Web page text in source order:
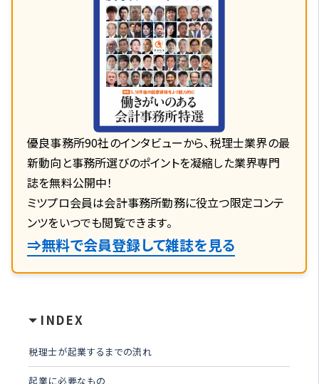
優良事務所90社のインタビューから、税理士業界の最
新動向と事務所選びのポイントを凝縮した業界専門
誌を無料公開中！
ミツプロ会員は会計事務所勤務に役立つ限定コンテ
ンツをいつでも閲覧できます。
⇒無料で会員登録して雑誌を見る
INDEX
税理士が起業するまでの流れ
起業に必要なもの